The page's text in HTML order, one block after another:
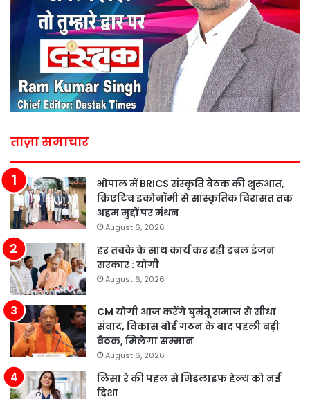
ताज़ा समाचार
भोपाल में BRICS संस्कृति बैठक की शुरुआत,
क्रिएटिव इकोनॉमी से सांस्कृतिक विरासत तक
अहम मुद्दों पर मंथन
August 6, 2026
हर तबके के साथ कार्य कर रही डबल इंजन
सरकार : योगी
August 6, 2026
CM योगी आज करेंगे घुमंतू समाज से सीधा
संवाद, विकास बोर्ड गठन के बाद पहली बड़ी
बैठक, मिलेगा सम्मान
August 6, 2026
लिसा रे की पहल से मिडलाइफ हेल्थ को नई
दिशा